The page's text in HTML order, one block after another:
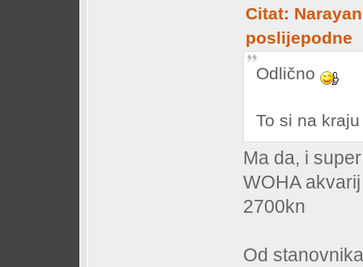
Citat:
poslijepodne
Odlično
To si na
Ma da, i
WOHA
2700kn
Od